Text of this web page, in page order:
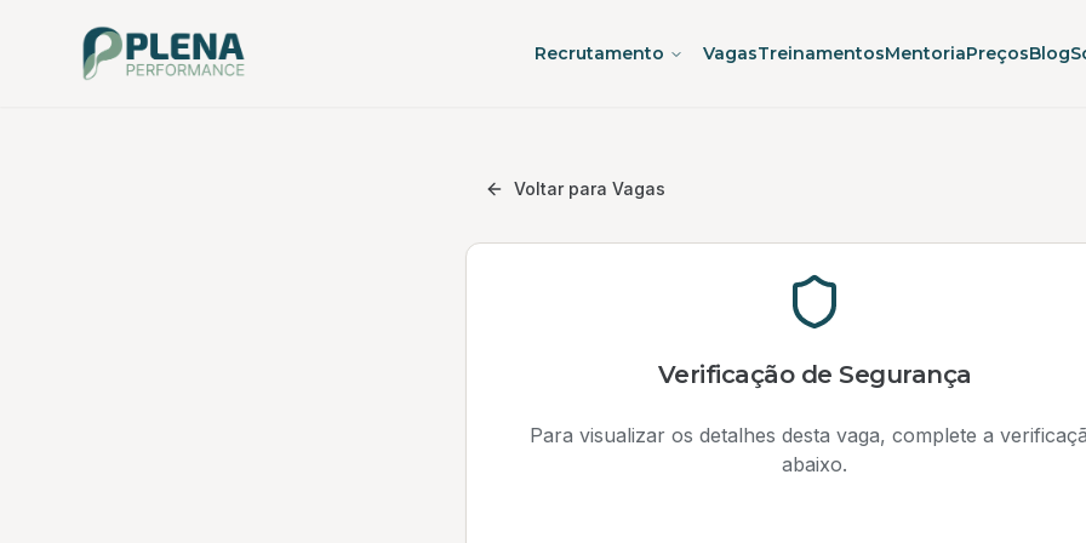
Recrutamento VagasTreinamentosMentoriaPreçosBlog
Voltar para Vagas
Verificação de Segurança
Para visualizar os detalhes desta vaga, complete a
abaixo.